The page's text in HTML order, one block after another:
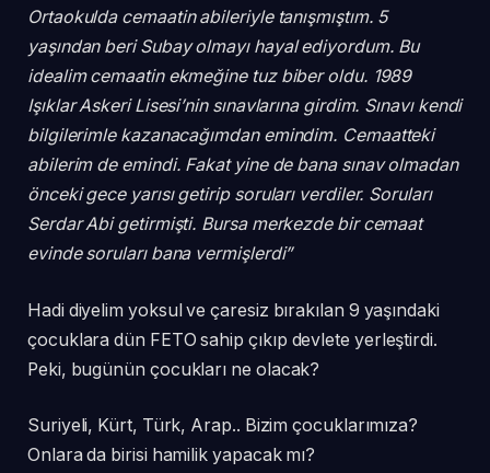
Ortaokulda cemaatin abileriyle tanışmıştım. 5
yaşından beri Subay olmayı hayal ediyordum. Bu
idealim cemaatin ekmeğine tuz biber oldu. 1989
Işıklar Askeri Lisesi’nin sınavlarına girdim. Sınavı kendi
bilgilerimle kazanacağımdan emindim. Cemaatteki
abilerim de emindi. Fakat yine de bana sınav olmadan
önceki gece yarısı getirip soruları verdiler. Soruları
Serdar Abi getirmişti. Bursa merkezde bir cemaat
evinde soruları bana vermişlerdi”
Hadi diyelim yoksul ve çaresiz bırakılan 9 yaşındaki
çocuklara dün FETO sahip çıkıp devlete yerleştirdi.
Peki, bugünün çocukları ne olacak?
Suriyeli, Kürt, Türk, Arap.. Bizim çocuklarımıza?
Onlara da birisi hamilik yapacak mı?